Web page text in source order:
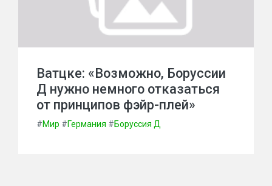
Ватцке: «Возможно, Боруссии
Д нужно немного отказаться
от принципов фэйр-плей»
#Мир #Германия #Боруссия Д